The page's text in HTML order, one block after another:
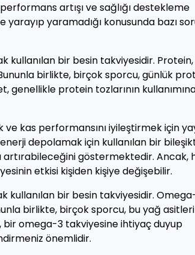
artışı ve sağlığı destekleme
yaramadığı konusunda bazı
kullanılan bir besin takviyesidir.
birlikte, birçok sporcu, günlük
genellikle protein tozlarının
kas performansını iyileştirmek için
depolamak için kullanılan bir
artırabileceğini göstermektedir. Ancak,
etkisi kişiden kişiye değişebilir.
kullanılan bir besin takviyesidir.
birlikte, birçok sporcu, bu yağ
omega-3 takviyesine ihtiyaç duyup
önemlidir.